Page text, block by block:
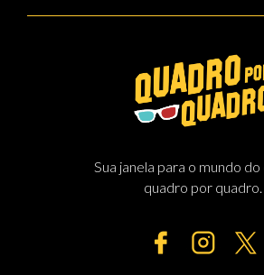
Sua janela para o mundo do
quadro por quadro.